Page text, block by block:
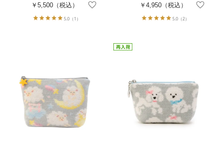
￥5,500 （税込）
5.0 （1）
￥4,950（税込）
5.0（2）